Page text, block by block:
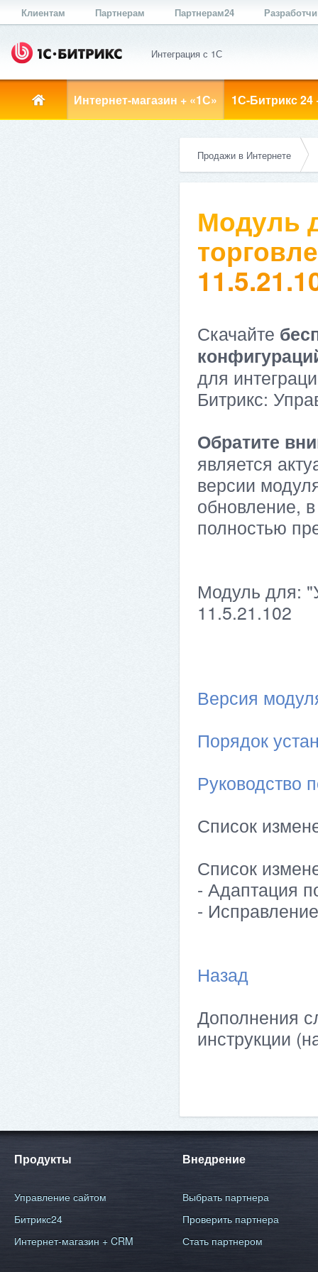
Клиентам Партнерам Партнерам24
Интеграция с 1С
Интернет-магазин + «1С» 1С-Битрикс 24
Продажи в Интернете
Модуль
Скачайте
для
Битрикс:
Обратите
является
версии
обновление,
полностью
Модуль для:
11.5.21.102
Версия
Порядок
Руководство
Список
Список
- Адаптация
-
Назад
Дополнения
инструкции
Продукты
Управление сайтом
Битрикс24
Интернет-магазин + CRM
Внедрение
Выбрать партнера
Проверить партнера
Стать партнером